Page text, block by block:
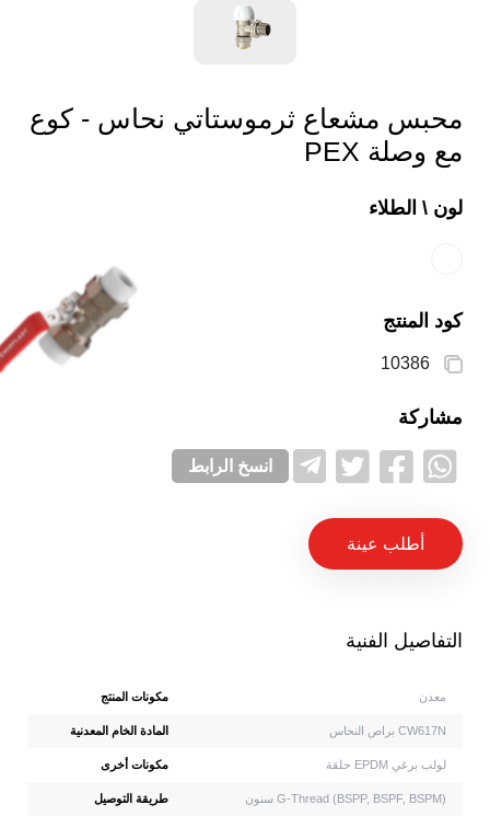
محبس مشعاع ثرموستاتي نحاس - كوع
مع وصلة PEX
لون \ الطلاء
كود المنتج
10386
مشاركة
انسخ الرابط
أطلب عينة
التفاصيل الفنية
مكونات المنتج معدن
المادة الخام المعدنية براص النحاس CW617N
مكونات أخرى حلقة EPDM لولب برغي
طريقة التوصيل سنون G-Thread (BSPP, BSPF, BSPM)